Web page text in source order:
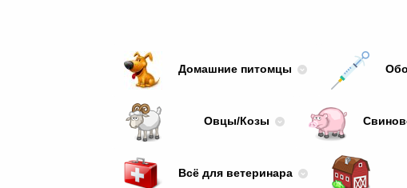
Домашние питомцы
Овцы/Козы
Всё для ветеринара